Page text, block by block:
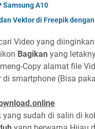
Samsung A10
Vektor di Freepik
Video yang diinginkan
Bagikan yang
Copy alamat file
smartphone (Bisa
yang sudah di salin di